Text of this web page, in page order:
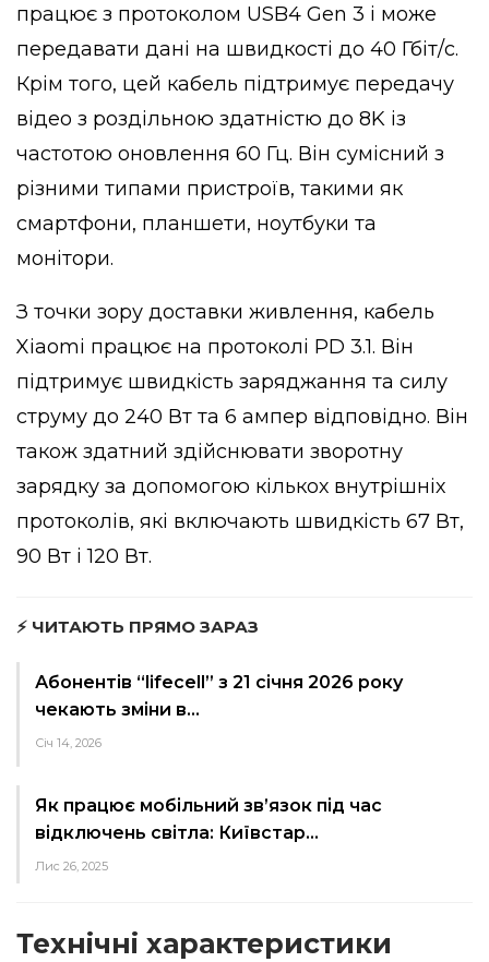
працює з протоколом USB4 Gen 3 і може
передавати дані на швидкості до 40 Гбіт/с.
Крім того, цей кабель підтримує передачу
відео з роздільною здатністю до 8K із
частотою оновлення 60 Гц. Він сумісний з
різними типами пристроїв, такими як
смартфони, планшети, ноутбуки та
монітори.
З точки зору доставки живлення, кабель
Xiaomi працює на протоколі PD 3.1. Він
підтримує швидкість заряджання та силу
струму до 240 Вт та 6 ампер відповідно. Він
також здатний здійснювати зворотну
зарядку за допомогою кількох внутрішніх
протоколів, які включають швидкість 67 Вт,
90 Вт і 120 Вт.
⚡ ЧИТАЮТЬ ПРЯМО ЗАРАЗ
Абонентів “lifecell” з 21 січня 2026 року
чекають зміни в…
Січ 14, 2026
Як працює мобільний зв’язок під час
відключень світла: Київстар…
Лис 26, 2025
Технічні характеристики